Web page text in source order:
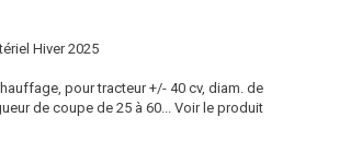
Hiver 2025
pour tracteur +/- 40 cv, diam. de
de coupe de 25 à 60... Voir le produit